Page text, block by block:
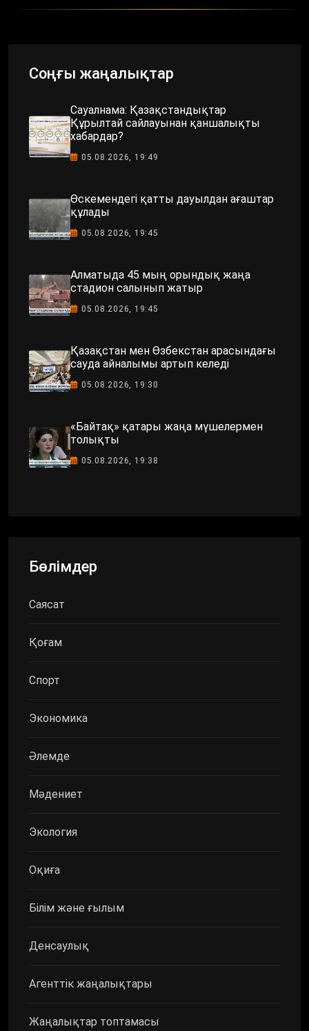
Соңғы жаңалықтар
Сауалнама: Қазақстандықтар
Құрылтай сайлауынан қаншалықты
хабардар?
05.08.2026, 19:49
Өскемендегі қатты дауылдан ағаштар
құлады
05.08.2026, 19:45
Алматыда 45 мың орындық жаңа
стадион салынып жатыр
05.08.2026, 19:45
Қазақстан мен Өзбекстан арасындағы
сауда айналымы артып келеді
05.08.2026, 19:30
«Байтақ» қатары жаңа мүшелермен
толықты
05.08.2026, 19:38
Бөлімдер
Саясат
Қоғам
Спорт
Экономика
Әлемде
Мәдениет
Экология
Оқиға
Білім және ғылым
Денсаулық
Агенттік жаңалықтары
Жаңалықтар топтамасы